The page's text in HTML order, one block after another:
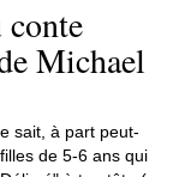
conte
Michael
sait, à part peut-
de 5-6 ans qui